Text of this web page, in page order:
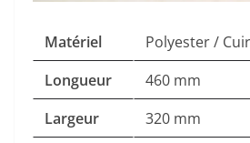
Matériel
Polyester /
Longueur
460 mm
Largeur
320 mm